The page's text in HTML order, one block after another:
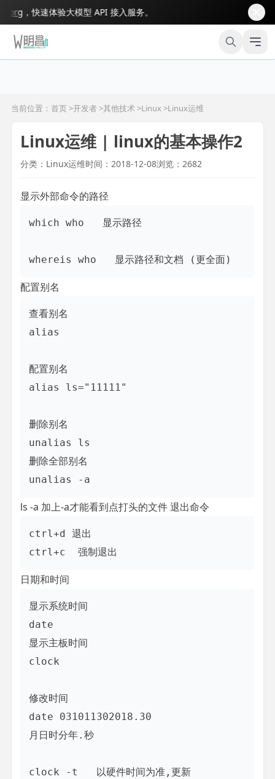
，快速体验大模型 API 接入服务。
当前位置：首页 >开发者 >其他技术 >Linux>Linux运维
Linux运维 | linux的基本操作2
分类：Linux运维时间：2018-12-08浏览：2682
显示外部命令的路径
which who   显示路径
whereis who   显示路径和文档 (更全面)
配置别名
查看别名
alias
配置别名
alias ls="11111"
删除别名
unalias ls
删除全部别名
unalias -a
ls -a 加上-a才能看到点打头的文件 退出命令
ctrl+d 退出
ctrl+c  强制退出
日期和时间
显示系统时间
date
显示主板时间
clock
修改时间
date 031011302018.30
月日时分年.秒
clock -t   以硬件时间为准,更新